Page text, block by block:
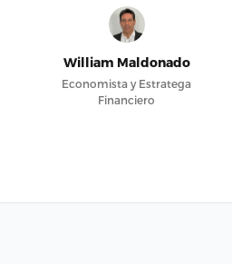
William Maldonado
Economista y Estratega
Financiero